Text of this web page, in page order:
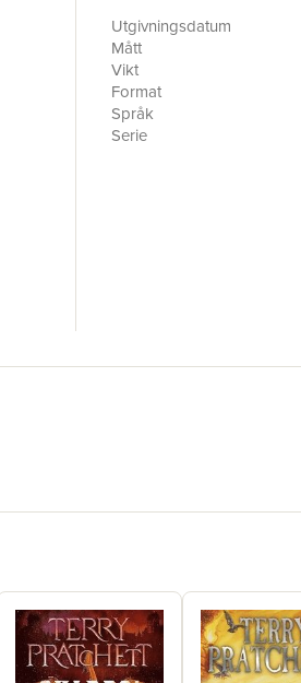
Utgivningsdatum
Mått
Vikt
Format
Språk
Serie